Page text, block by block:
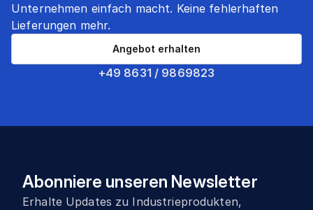
Unternehmen einfach macht. Keine fehlerhaften
Lieferungen mehr.
+49 8631 / 9869823
Angebot erhalten
Abonniere unseren Newsletter
Erhalte Updates zu Industrieprodukten,